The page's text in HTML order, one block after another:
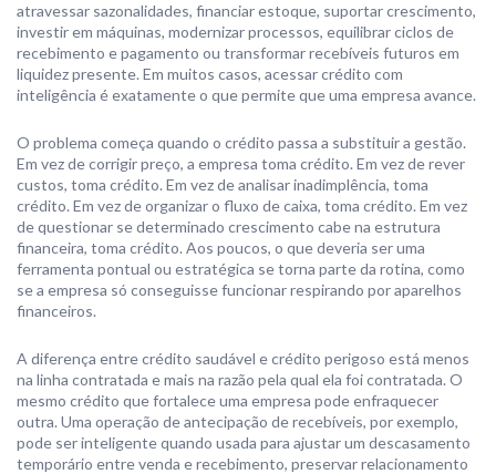
atravessar sazonalidades, financiar estoque, suportar crescimento,
investir em máquinas, modernizar processos, equilibrar ciclos de
recebimento e pagamento ou transformar recebíveis futuros em
liquidez presente. Em muitos casos, acessar crédito com
inteligência é exatamente o que permite que uma empresa avance.
O problema começa quando o crédito passa a substituir a gestão.
Em vez de corrigir preço, a empresa toma crédito. Em vez de rever
custos, toma crédito. Em vez de analisar inadimplência, toma
crédito. Em vez de organizar o fluxo de caixa, toma crédito. Em vez
de questionar se determinado crescimento cabe na estrutura
financeira, toma crédito. Aos poucos, o que deveria ser uma
ferramenta pontual ou estratégica se torna parte da rotina, como
se a empresa só conseguisse funcionar respirando por aparelhos
financeiros.
A diferença entre crédito saudável e crédito perigoso está menos
na linha contratada e mais na razão pela qual ela foi contratada. O
mesmo crédito que fortalece uma empresa pode enfraquecer
outra. Uma operação de antecipação de recebíveis, por exemplo,
pode ser inteligente quando usada para ajustar um descasamento
temporário entre venda e recebimento, preservar relacionamento